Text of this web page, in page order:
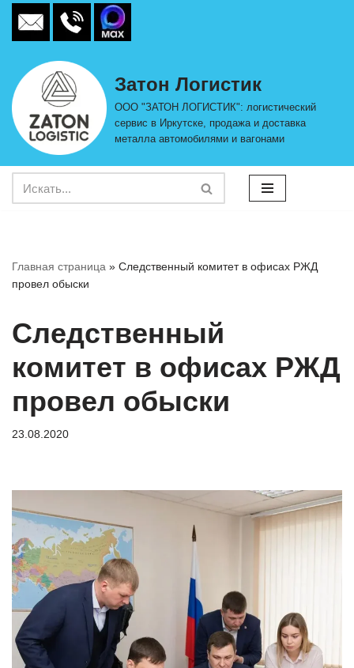
Перейти
содержимому
Затон Логистик
ООО "ЗАТОН ЛОГИСТИК": логистический
сервис в Иркутске, продажа и доставка
металла автомобилями и вагонами
Главная страница » Следственный комитет в офисах РЖД
провел обыски
Следственный
комитет в офисах РЖД
провел обыски
23.08.2020